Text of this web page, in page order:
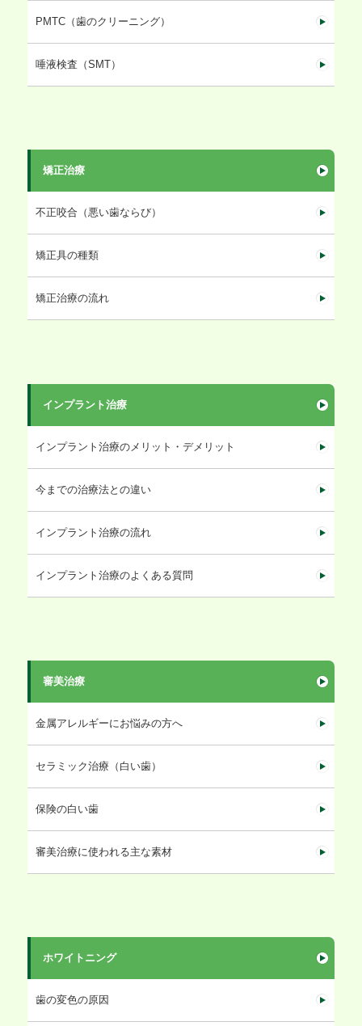
PMTC（歯のクリーニング）
唾液検査（SMT）
矯正治療
不正咬合（悪い歯ならび）
矯正具の種類
矯正治療の流れ
インプラント治療
インプラント治療のメリット・デメリット
今までの治療法との違い
インプラント治療の流れ
インプラント治療のよくある質問
審美治療
金属アレルギーにお悩みの方へ
セラミック治療（白い歯）
保険の白い歯
審美治療に使われる主な素材
ホワイトニング
歯の変色の原因